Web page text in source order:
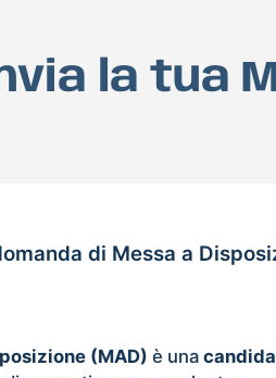
la tua
di Messa a
(MAD) è una